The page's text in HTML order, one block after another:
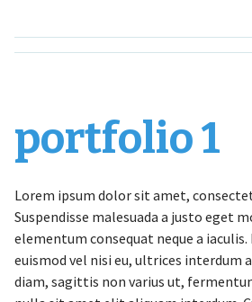
portfolio 1
Lorem ipsum dolor sit amet,
Suspendisse malesuada a justo eget
elementum consequat neque a
euismod vel nisi eu, ultrices interdum
diam, sagittis non varius ut,